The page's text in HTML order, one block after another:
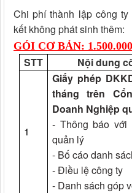
Chi phí thành lập công
kết không phát sinh thêm:
GÓI CƠ BẢN:
STT Nội dung
1
Giấy phép
tháng trên
Doanh Nghiệp
- Thông báo với
quản lý
- Bố cáo danh
- Điều lệ công ty
- Danh sách góp